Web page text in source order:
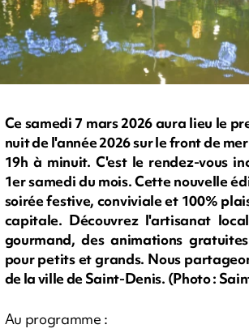
Ce samedi 7 mars 2026 aura lieu le
nuit de l'année 2026 sur le front de
19h à minuit. C'est le rendez-vous
1er samedi du mois. Cette nouvelle
soirée festive, conviviale et 100%
capitale. Découvrez l'artisanat
gourmand, des animations
pour petits et grands. Nous
de la ville de Saint-Denis. (Photo :
Au programme :